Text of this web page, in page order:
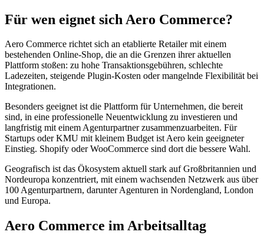
Für wen eignet sich Aero Commerce?
Aero Commerce richtet sich an etablierte Retailer mit einem
bestehenden Online-Shop, die an die Grenzen ihrer aktuellen
Plattform stoßen: zu hohe Transaktionsgebühren, schlechte
Ladezeiten, steigende Plugin-Kosten oder mangelnde Flexibilität bei
Integrationen.
Besonders geeignet ist die Plattform für Unternehmen, die bereit
sind, in eine professionelle Neuentwicklung zu investieren und
langfristig mit einem Agenturpartner zusammenzuarbeiten. Für
Startups oder KMU mit kleinem Budget ist Aero kein geeigneter
Einstieg. Shopify oder WooCommerce sind dort die bessere Wahl.
Geografisch ist das Ökosystem aktuell stark auf Großbritannien und
Nordeuropa konzentriert, mit einem wachsenden Netzwerk aus über
100 Agenturpartnern, darunter Agenturen in Nordengland, London
und Europa.
Aero Commerce im Arbeitsalltag